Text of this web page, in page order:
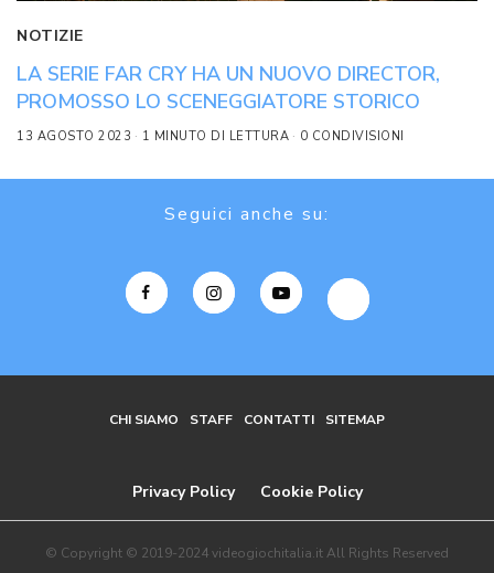
NOTIZIE
LA SERIE FAR CRY HA UN NUOVO DIRECTOR,
PROMOSSO LO SCENEGGIATORE STORICO
13 AGOSTO 2023 1 MINUTO DI LETTURA 0 CONDIVISIONI
Seguici anche su:
CHI SIAMO STAFF CONTATTI SITEMAP
Privacy Policy Cookie Policy
© Copyright © 2019-2024 videogiochitalia.it All Rights Reserved